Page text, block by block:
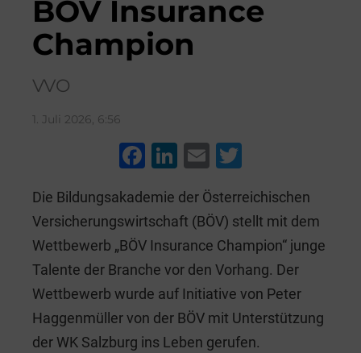
BÖV Insurance
Champion
VVO
1. Juli 2026, 6:56
F
c
e
b
o
o
k
Li
k
e
dI
n
E
ai
l
tt
er
Die Bildungsakademie der Österreichischen
Versicherungswirtschaft (BÖV) stellt mit dem
Wettbewerb „BÖV Insurance Champion“ junge
Talente der Branche vor den Vorhang. Der
Wettbewerb wurde auf Initiative von Peter
Haggenmüller von der BÖV mit Unterstützung
der WK Salzburg ins Leben gerufen.